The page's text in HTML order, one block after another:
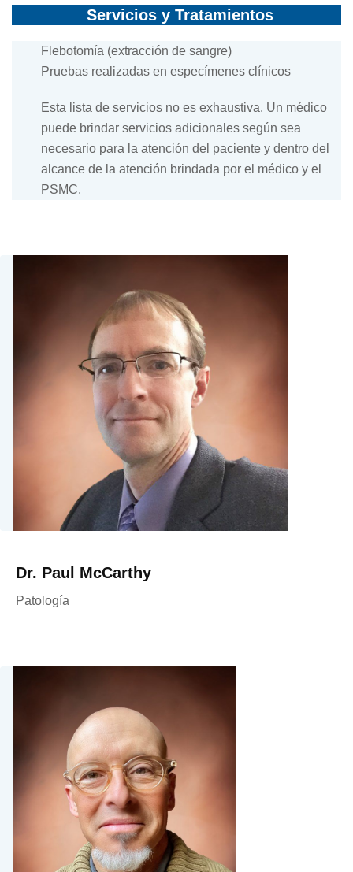
Servicios y Tratamientos
Flebotomía (extracción de sangre)
Pruebas realizadas en especímenes clínicos
Esta lista de servicios no es exhaustiva. Un médico
puede brindar servicios adicionales según sea
necesario para la atención del paciente y dentro del
alcance de la atención brindada por el médico y el
PSMC.
Dr. Paul McCarthy
Patología